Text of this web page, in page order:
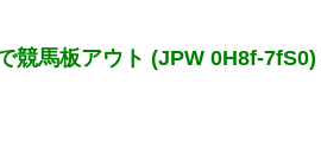
競馬板アウト (JPW 0H8f-7fS0)